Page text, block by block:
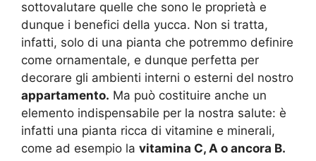
sottovalutare quelle che sono le proprietà e
dunque i benefici della yucca. Non si tratta,
infatti, solo di una pianta che potremmo definire
come ornamentale, e dunque perfetta per
decorare gli ambienti interni o esterni del nostro
appartamento. Ma può costituire anche un
elemento indispensabile per la nostra salute: è
infatti una pianta ricca di vitamine e minerali,
come ad esempio la vitamina C, A o ancora B.